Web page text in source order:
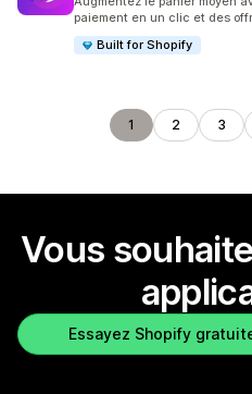
paiement en un clic et des
Built for Shopify
1 2 3
Vous
Essayez Shopify